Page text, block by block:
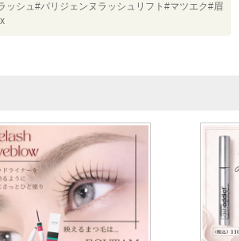
ッシュ#パリジェンヌラッシュリフト#マツエク#眉